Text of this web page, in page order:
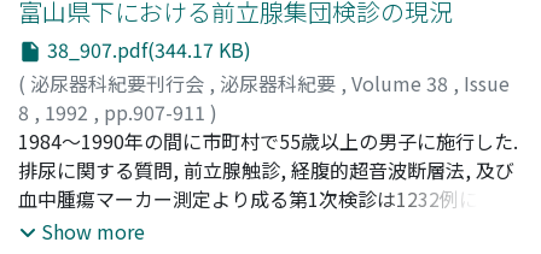
3例でステージDが80%を占めた.5)前立腺肥大症術後であ
っても前立腺癌発生の可能性は決して減ずるものではな
く, 特にTUR-P術後の場合ステージが進行してみつかるこ
とが多いため術後の定期的検診は重要である
富山県下における前立腺集団検診の現況
38_907.pdf(344.17 KB)
( 泌尿器科紀要刊行会 , 泌尿器科紀要 , Volume 38 , Issue
8 , 1992 , pp.907-911 )
酒本, 護;片山, 喬;梅田, 慶一;風間, 泰蔵;寺田, 為義;布施,
秀樹;Sakamoto, Mamoru;Katayama, Takashi;Umeda,
Keiichi;Kazama, Taizou ;Terada, Tameyoshi;Fuse,
Hideki
1984～1990年の間に市町村で55歳以上の男子に施行した.
排尿に関する質問, 前立腺触診, 経腹的超音波断層法, 及び
血中腫瘍マーカー測定より成る第1次検診は1232例に行わ
れ, 55歳以上の男子住民の17.7%に相当した.前立腺癌の疑
Show more